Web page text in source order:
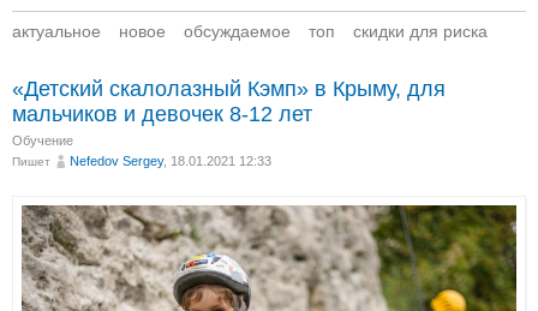
актуальное новое обсуждаемое топ скидки для риска
«Детский скалолазный Кэмп» в Крыму, для
мальчиков и девочек 8-12 лет
Обучение
Пишет Nefedov Sergey, 18.01.2021 12:33